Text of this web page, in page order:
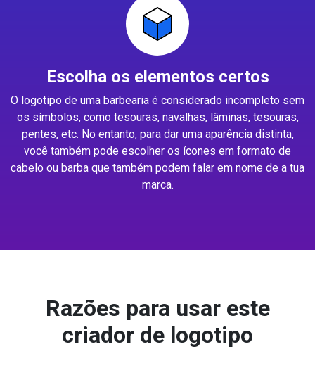
Escolha os elementos certos
O logotipo de uma barbearia é considerado incompleto sem
os símbolos, como tesouras, navalhas, lâminas, tesouras,
pentes, etc. No entanto, para dar uma aparência distinta,
você também pode escolher os ícones em formato de
cabelo ou barba que também podem falar em nome de a tua
marca.
Razões para usar este
criador de logotipo